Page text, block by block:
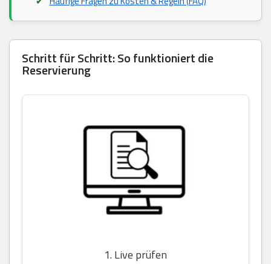
Schritt für Schritt: So funktioniert die
Reservierung
1. Live prüfen